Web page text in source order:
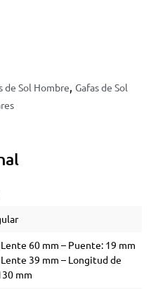
de Sol Hombre,Gafas de Sol
60 mm – Puente: 19 mm
39 mm – Longitud de
mm